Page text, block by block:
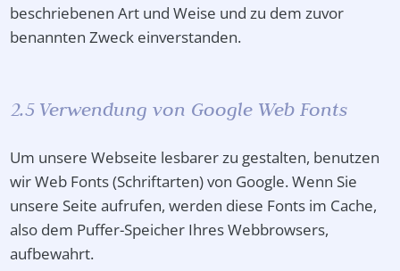
beschriebenen Art und Weise und zu dem zuvor
benannten Zweck einverstanden.
2.5 Verwendung von Google Web Fonts
Um unsere Webseite lesbarer zu gestalten, benutzen
wir Web Fonts (Schriftarten) von Google. Wenn Sie
unsere Seite aufrufen, werden diese Fonts im Cache,
also dem Puffer-Speicher Ihres Webbrowsers,
aufbewahrt.